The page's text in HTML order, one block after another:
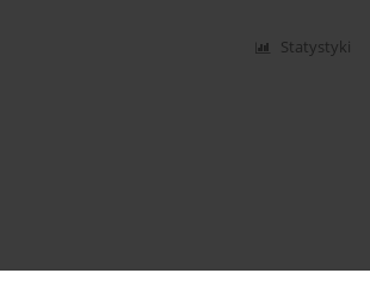
Statystyki